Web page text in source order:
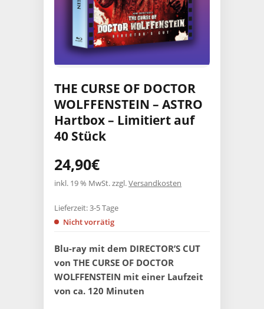
THE CURSE OF DOCTOR
WOLFFENSTEIN – ASTRO
Hartbox – Limitiert auf
40 Stück
24,90€
inkl. 19 % MwSt.zzgl.Versandkosten
Blu-ray mit dem DIRECTOR’S CUT
von THE CURSE OF DOCTOR
WOLFFENSTEIN mit einer Laufzeit
von ca. 120 Minuten
Lieferzeit:3-5 Tage
Nicht vorrätig